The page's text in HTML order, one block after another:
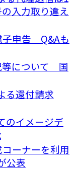
入力取り違え
子申告 Q&Aも
等について 国
る還付請求
のイメージデ
ーナーを利用
公表